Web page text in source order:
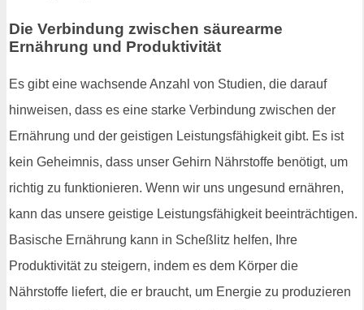
Die Verbindung zwischen säurearme
Ernährung und Produktivität
Es gibt eine wachsende Anzahl von Studien, die darauf
hinweisen, dass es eine starke Verbindung zwischen der
Ernährung und der geistigen Leistungsfähigkeit gibt. Es ist
kein Geheimnis, dass unser Gehirn Nährstoffe benötigt, um
richtig zu funktionieren. Wenn wir uns ungesund ernähren,
kann das unsere geistige Leistungsfähigkeit beeinträchtigen.
Basische Ernährung kann in Scheßlitz helfen, Ihre
Produktivität zu steigern, indem es dem Körper die
Nährstoffe liefert, die er braucht, um Energie zu produzieren